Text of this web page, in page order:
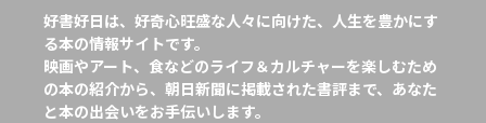
好書好日は、好奇心旺盛な人々に向けた、人生を豊かにす
る本の情報サイトです。
映画やアート、食などのライフ＆カルチャーを楽しむため
の本の紹介から、朝日新聞に掲載された書評まで、あなた
と本の出会いをお手伝いします。